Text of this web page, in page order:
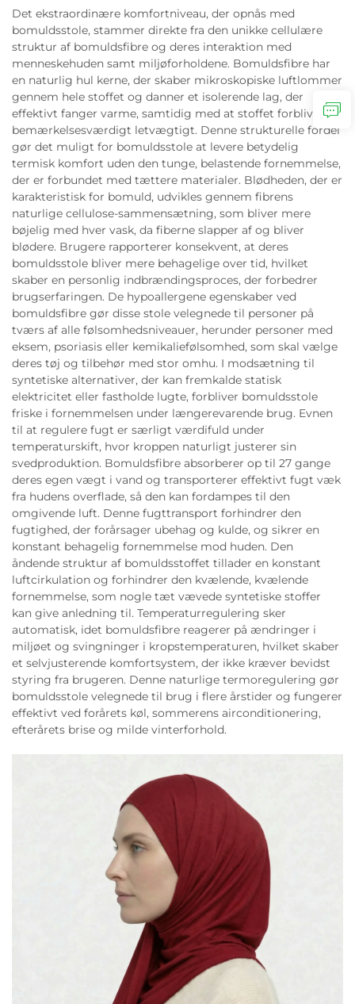
Det ekstraordinære komfortniveau, der opnås med
bomuldsstole, stammer direkte fra den unikke cellulære
struktur af bomuldsfibre og deres interaktion med
menneskehuden samt miljøforholdene. Bomuldsfibre har
en naturlig hul kerne, der skaber mikroskopiske luftlommer
gennem hele stoffet og danner et isolerende lag, der
effektivt fanger varme, samtidig med at stoffet forbliver
bemærkelsesværdigt letvægtigt. Denne strukturelle fordel
gør det muligt for bomuldsstole at levere betydelig
termisk komfort uden den tunge, belastende fornemmelse,
der er forbundet med tættere materialer. Blødheden, der er
karakteristisk for bomuld, udvikles gennem fibrens
naturlige cellulose-sammensætning, som bliver mere
bøjelig med hver vask, da fiberne slapper af og bliver
blødere. Brugere rapporterer konsekvent, at deres
bomuldsstole bliver mere behagelige over tid, hvilket
skaber en personlig indbrændingsproces, der forbedrer
brugserfaringen. De hypoallergene egenskaber ved
bomuldsfibre gør disse stole velegnede til personer på
tværs af alle følsomhedsniveauer, herunder personer med
eksem, psoriasis eller kemikaliefølsomhed, som skal vælge
deres tøj og tilbehør med stor omhu. I modsætning til
syntetiske alternativer, der kan fremkalde statisk
elektricitet eller fastholde lugte, forbliver bomuldsstole
friske i fornemmelsen under længerevarende brug. Evnen
til at regulere fugt er særligt værdifuld under
temperaturskift, hvor kroppen naturligt justerer sin
svedproduktion. Bomuldsfibre absorberer op til 27 gange
deres egen vægt i vand og transporterer effektivt fugt væk
fra hudens overflade, så den kan fordampes til den
omgivende luft. Denne fugttransport forhindrer den
fugtighed, der forårsager ubehag og kulde, og sikrer en
konstant behagelig fornemmelse mod huden. Den
åndende struktur af bomuldsstoffet tillader en konstant
luftcirkulation og forhindrer den kvælende, kvælende
fornemmelse, som nogle tæt vævede syntetiske stoffer
kan give anledning til. Temperaturregulering sker
automatisk, idet bomuldsfibre reagerer på ændringer i
miljøet og svingninger i kropstemperaturen, hvilket skaber
et selvjusterende komfortsystem, der ikke kræver bevidst
styring fra brugeren. Denne naturlige termoregulering gør
bomuldsstole velegnede til brug i flere årstider og fungerer
effektivt ved forårets køl, sommerens airconditionering,
efterårets brise og milde vinterforhold.